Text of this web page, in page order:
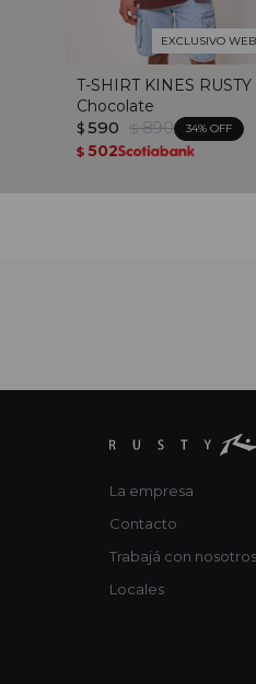
EXCLUSIVO WEB
T-SHIRT KINES RUSTY
Chocolate
$ 590 $ 890 34
$ 502
La empresa
Contacto
Trabajá con nosotros
Locales